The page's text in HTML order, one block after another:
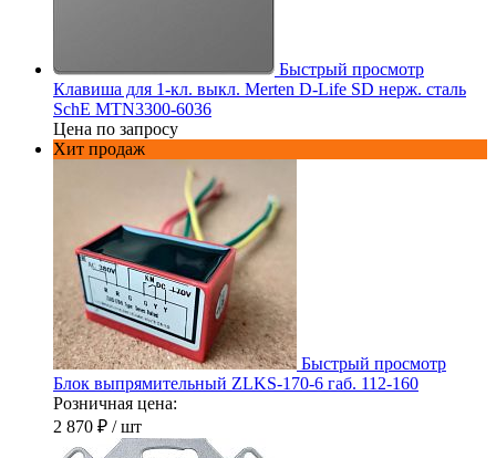
Быстрый просмотр
Клавиша для 1-кл. выкл. Merten D-Life SD нерж. сталь
SchE MTN3300-6036
Цена по запросу
Хит продаж
Быстрый просмотр
Блок выпрямительный ZLKS-170-6 габ. 112-160
Розничная цена:
2 870 ₽ / шт